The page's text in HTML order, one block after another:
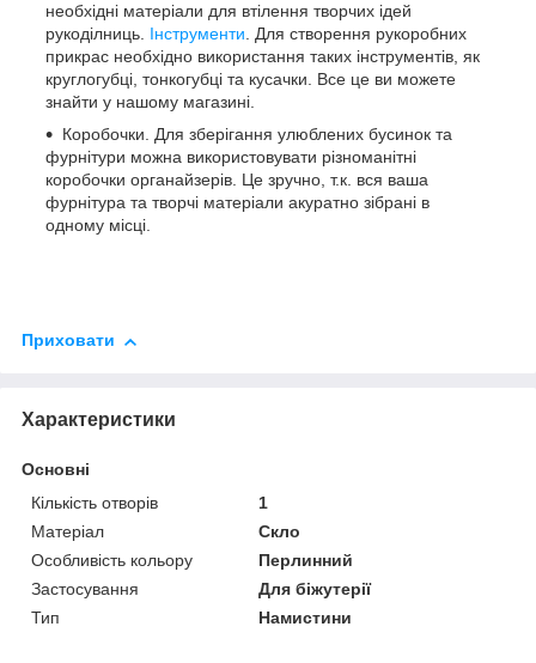
необхідні матеріали для втілення творчих ідей
рукоділниць. Інструменти. Для створення рукоробних
прикрас необхідно використання таких інструментів, як
круглогубці, тонкогубці та кусачки. Все це ви можете
знайти у нашому магазині.
Коробочки. Для зберігання улюблених бусинок та
фурнітури можна використовувати різноманітні
коробочки органайзерів. Це зручно, т.к. вся ваша
фурнітура та творчі матеріали акуратно зібрані в
одному місці.
Приховати
Характеристики
Основні
Кількість отворів
1
Матеріал
Скло
Особливість кольору
Перлинний
Застосування
Для біжутерії
Тип
Намистини